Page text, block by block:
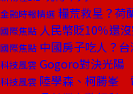
金融時報精選 糧荒救星？荷
國際焦點 人民幣貶10％還
國際焦點 中國房子吃人？
科技風雲 Gogoro對決光陽
科技風雲 陸學森、柯勝峯